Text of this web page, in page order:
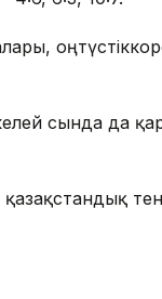
сында да